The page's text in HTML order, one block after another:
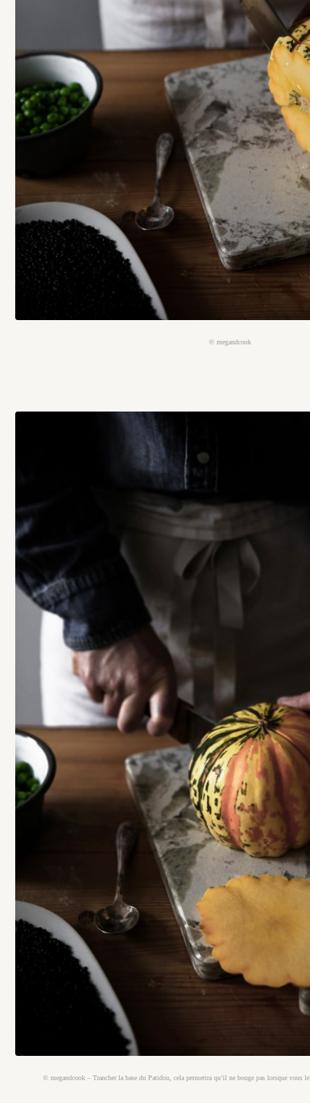
© megandcook
© megandcook – Trancher la base du Patidou, cela permettra qu’il ne bouge pas lorsque vous